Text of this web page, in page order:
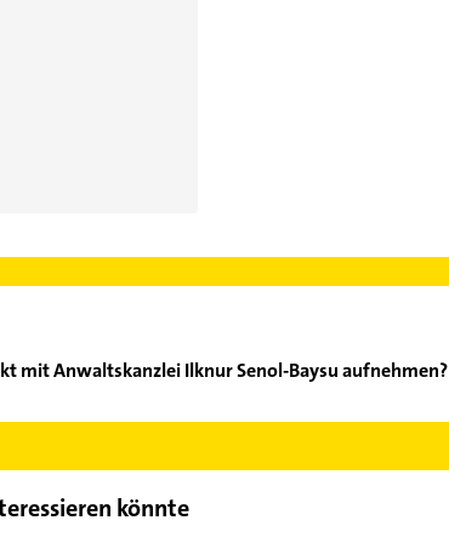
mit Anwaltskanzlei Ilknur Senol-Baysu aufnehmen?
könnte